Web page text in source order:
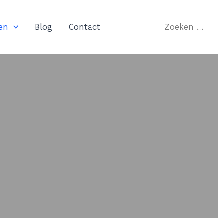
Blog Contact
Zoeken